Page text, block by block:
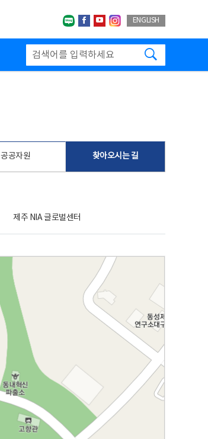
네이버블로그
페이스북
유투브인스타그랩
ENGLISH
공공자원 찾아오시는 길
제주 NIA 글로벌센터